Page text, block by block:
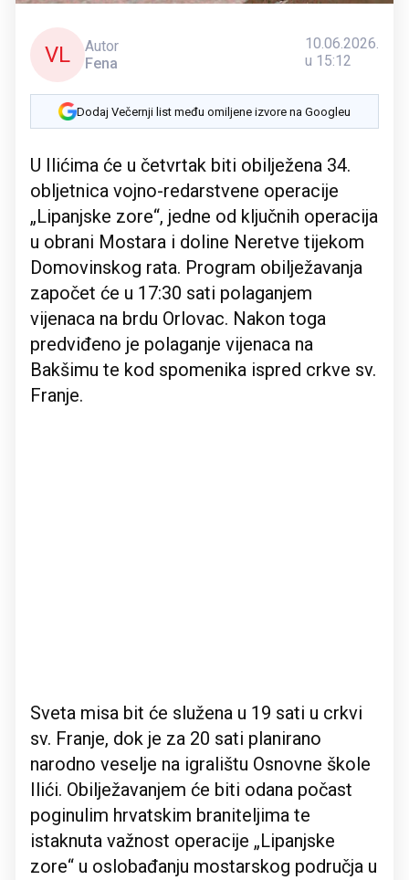
VL
Autor
Fena
10.06.2026.
u 15:12
Dodaj Večernji list među omiljene izvore na Googleu
U Ilićima će u četvrtak biti obilježena 34.
obljetnica vojno-redarstvene operacije
„Lipanjske zore“, jedne od ključnih operacija
u obrani Mostara i doline Neretve tijekom
Domovinskog rata. Program obilježavanja
započet će u 17:30 sati polaganjem
vijenaca na brdu Orlovac. Nakon toga
predviđeno je polaganje vijenaca na
Bakšimu te kod spomenika ispred crkve sv.
Franje.
Sveta misa bit će služena u 19 sati u crkvi
sv. Franje, dok je za 20 sati planirano
narodno veselje na igralištu Osnovne škole
Ilići. Obilježavanjem će biti odana počast
poginulim hrvatskim braniteljima te
istaknuta važnost operacije „Lipanjske
zore“ u oslobađanju mostarskog područja u